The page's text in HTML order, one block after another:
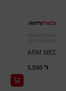
КРОНШТЕЙНЫ
ТЕЛЕВИЗОРА
ARM MEDIA
5,500 ֏